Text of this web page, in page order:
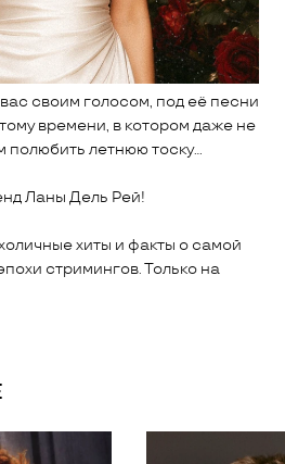
своим голосом, под её песни
времени, в котором даже не
летнюю тоску...
Ланы Дель Рей!
хиты и факты о самой
стримингов. Только на